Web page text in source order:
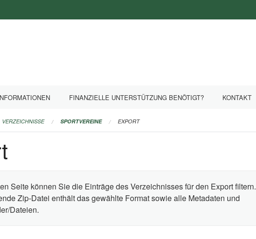
FINANZIELLE UNTERSTÜTZUNG BENÖTIGT? KONTAKT
VERZEICHNISSE SPORTVEREINE EXPORT
Seite können Sie die Einträge des Verzeichnisses für den Export filtern.
Zip-Datei enthält das gewählte Format sowie alle Metadaten und
Dateien.